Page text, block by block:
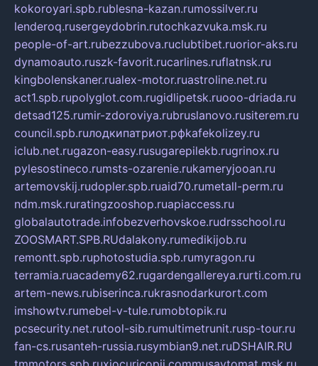
kokoroyari.spb.rublesna-kazan.rumossilver.ru
lenderoq.rusergeydobrin.rutochkazvuka.msk.ru
people-of-art.rubezzubova.ruclubtibet.ruorior-aks.ru
dynamoauto.ruszk-favorit.rucarlines.ruflatnsk.ru
kingbolenskaner.rualex-motor.ruastroline.net.ru
act1.spb.rupolyglot.com.rugidlipetsk.ruooo-driada.ru
detsad125.rumir-zdoroviya.rubruslanovo.rusiterem.ru
council.spb.ruлодкипатриот.рфkafekolizey.ru
iclub.net.rugazon-easy.rusugarepilekb.rugrinox.ru
pylesostineco.rumsts-ozarenie.rukameryjooan.ru
artemovskij.rudopler.spb.ruaid70.rumetall-perm.ru
ndm.msk.ruratingzooshop.ruapiaccess.ru
globalautotrade.infobezverhovskoe.rudrsschool.ru
ZOOSMART.SPB.RUdalakony.rumedikijob.ru
remontt.spb.ruphotostudia.spb.rumyragon.ru
terramia.ruacademy62.rugardengallereya.rurti.com.ru
artem-news.rubiserinca.rukrasnodarkurort.com
imshowtv.rumebel-v-tule.rumobtopik.ru
pcsecurity.net.rutool-sib.rumultimetrunit.rusp-tour.ru
fan-cs.rusanteh-russia.rusymbian9.net.ruDSHAIR.RU